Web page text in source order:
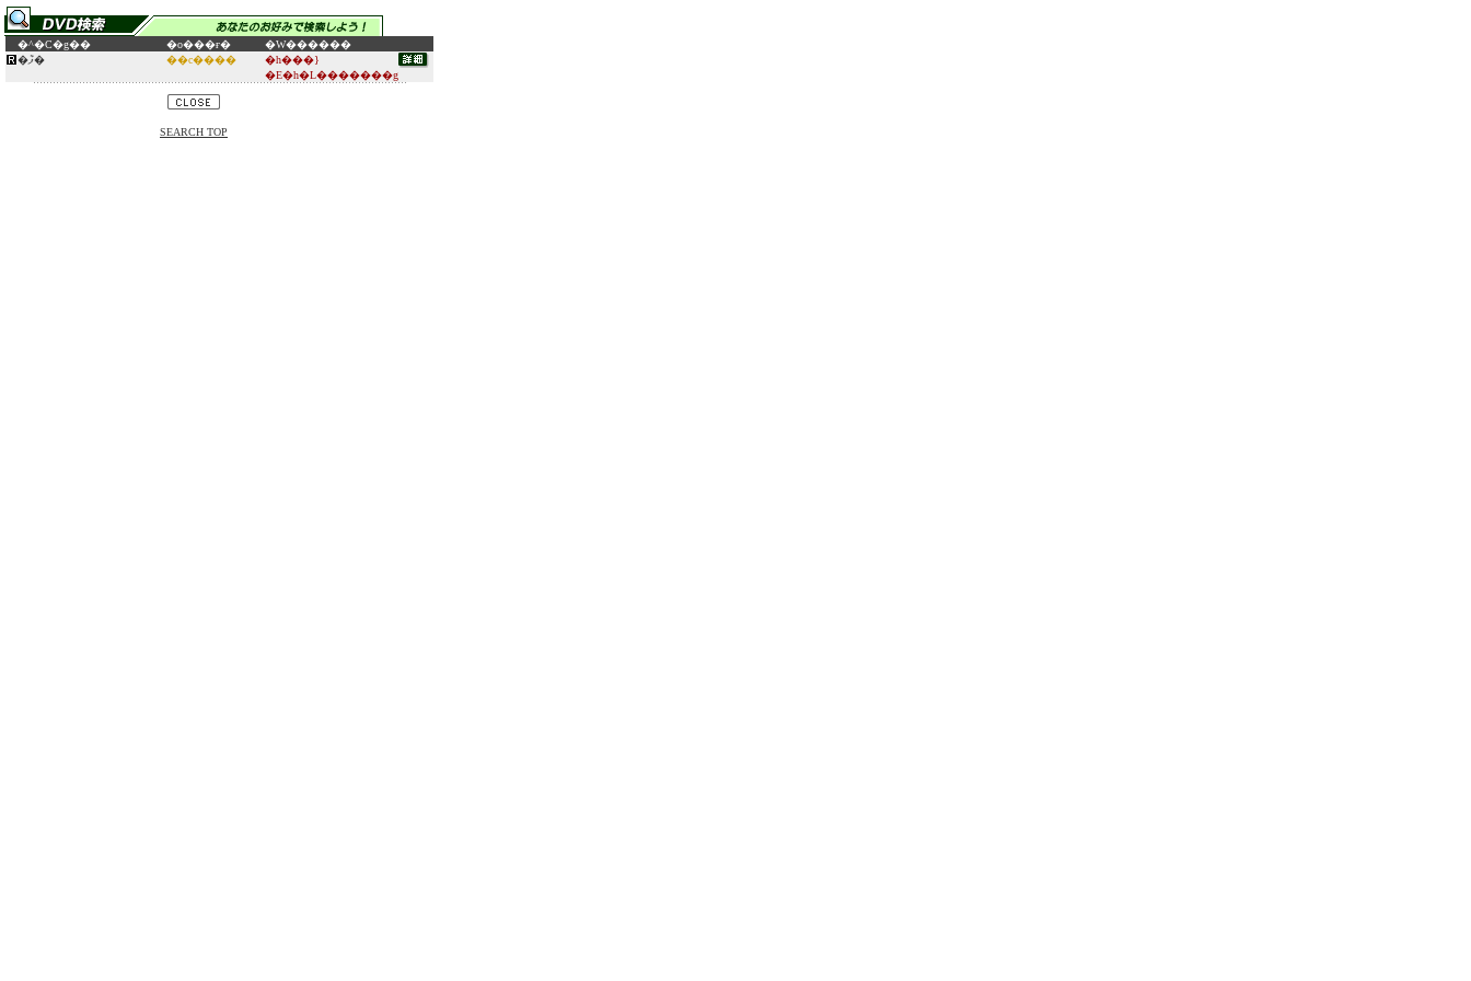
�^�C�g�� �o���ғ�
�W������
�ފ݉�
��c����
�h���}
�E�h�L�������g
SEARCH TOP